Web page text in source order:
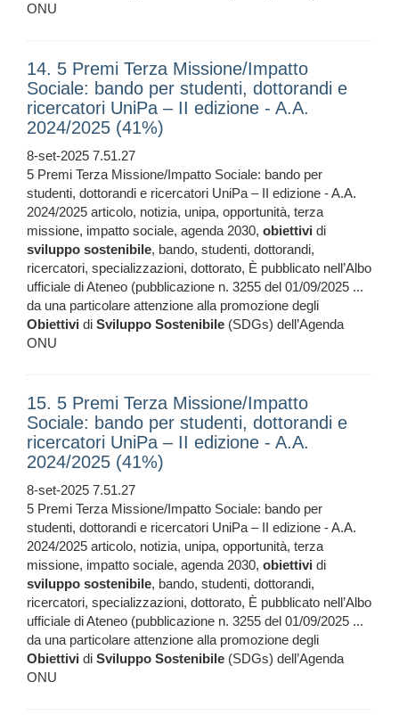
ONU
14. 5 Premi Terza Missione/Impatto
Sociale: bando per studenti, dottorandi e
ricercatori UniPa – II edizione - A.A.
2024/2025 (41%)
8-set-2025 7.51.27
5 Premi Terza Missione/Impatto Sociale: bando per
studenti, dottorandi e ricercatori UniPa – II edizione - A.A.
2024/2025 articolo, notizia, unipa, opportunità, terza
missione, impatto sociale, agenda 2030, obiettivi di
sviluppo sostenibile, bando, studenti, dottorandi,
ricercatori, specializzazioni, dottorato, È pubblicato nell’Albo
ufficiale di Ateneo (pubblicazione n. 3255 del 01/09/2025 ...
da una particolare attenzione alla promozione degli
Obiettivi di Sviluppo Sostenibile (SDGs) dell’Agenda
ONU
15. 5 Premi Terza Missione/Impatto
Sociale: bando per studenti, dottorandi e
ricercatori UniPa – II edizione - A.A.
2024/2025 (41%)
8-set-2025 7.51.27
5 Premi Terza Missione/Impatto Sociale: bando per
studenti, dottorandi e ricercatori UniPa – II edizione - A.A.
2024/2025 articolo, notizia, unipa, opportunità, terza
missione, impatto sociale, agenda 2030, obiettivi di
sviluppo sostenibile, bando, studenti, dottorandi,
ricercatori, specializzazioni, dottorato, È pubblicato nell’Albo
ufficiale di Ateneo (pubblicazione n. 3255 del 01/09/2025 ...
da una particolare attenzione alla promozione degli
Obiettivi di Sviluppo Sostenibile (SDGs) dell’Agenda
ONU